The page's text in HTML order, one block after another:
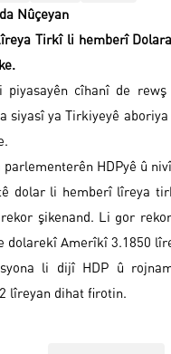
Nûçeyan
Tirkî li hemberî
piyasayên cîhanî de
siyasî ya Tirkiyeyê
HDPyê û
dolar li hemberî lîreya
şikenand. Li gor
dolarekî Amerîkî 3.1850
li dijî HDP û
lîreyan dihat firotin.